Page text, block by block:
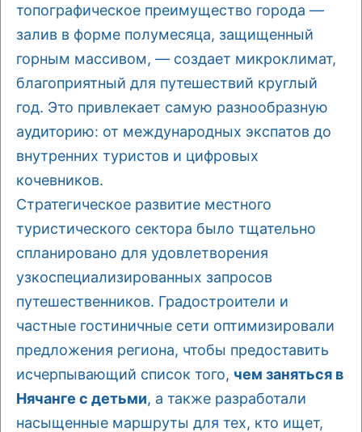
топографическое преимущество города —
залив в форме полумесяца, защищенный
горным массивом, — создает микроклимат,
благоприятный для путешествий круглый
год. Это привлекает самую разнообразную
аудиторию: от международных экспатов до
внутренних туристов и цифровых
кочевников.
Стратегическое развитие местного
туристического сектора было тщательно
спланировано для удовлетворения
узкоспециализированных запросов
путешественников. Градостроители и
частные гостиничные сети оптимизировали
предложения региона, чтобы предоставить
исчерпывающий список того, чем заняться в
Нячанге с детьми, а также разработали
насыщенные маршруты для тех, кто ищет,